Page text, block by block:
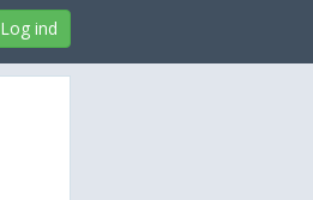
Log ind